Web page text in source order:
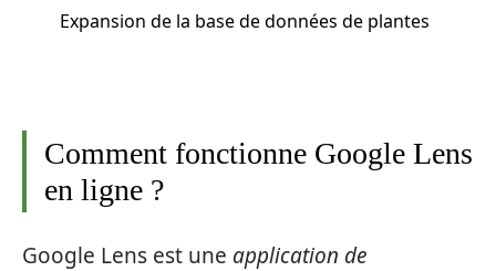
Expansion de la base de données de plantes
Comment fonctionne Google Lens
en ligne ?
Google Lens est une application de